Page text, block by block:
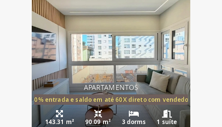
APARTAMENTOS
20% entrada e saldo em até 60X direto com vendedor
143.31 m² 90.09 m² 3 dorms 1 suíte